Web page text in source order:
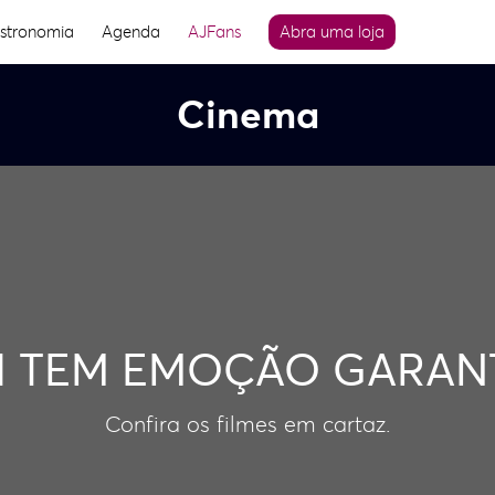
Agenda AJFans Abra uma loja
Cinema
TEM EMOÇÃO
Confira os filmes em cartaz.